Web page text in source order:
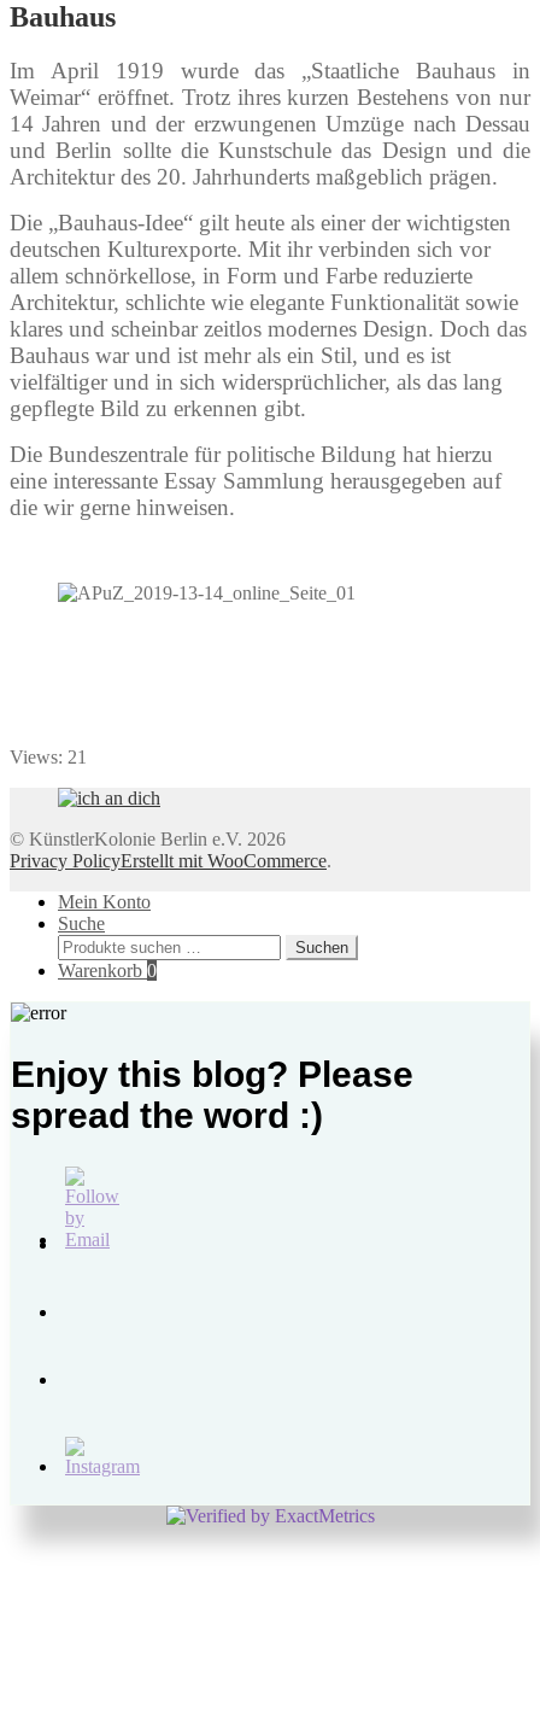
Bauhaus
Im April 1919 wurde das „Staatliche Bauhaus in
Weimar“ eröffnet. Trotz ihres kurzen Bestehens von nur
14 Jahren und der erzwungenen Umzüge nach Dessau
und Berlin sollte die Kunstschule das Design und die
Architektur des 20. Jahrhunderts maßgeblich prägen.
Die „Bauhaus-Idee“ gilt heute als einer der wichtigsten
deutschen Kulturexporte. Mit ihr verbinden sich vor
allem schnörkellose, in Form und Farbe reduzierte
Architektur, schlichte wie elegante Funktionalität sowie
klares und scheinbar zeitlos modernes Design. Doch das
Bauhaus war und ist mehr als ein Stil, und es ist
vielfältiger und in sich widersprüchlicher, als das lang
gepflegte Bild zu erkennen gibt.
Die Bundeszentrale für politische Bildung hat hierzu
eine interessante Essay Sammlung herausgegeben auf
die wir gerne hinweisen.
Views: 21
© KünstlerKolonie Berlin e.V. 2026
Privacy PolicyErstellt mit WooCommerce.
Mein Konto
Suche
Suchen
nach:
Suchen
Warenkorb 0
Enjoy this blog? Please
spread the word :)